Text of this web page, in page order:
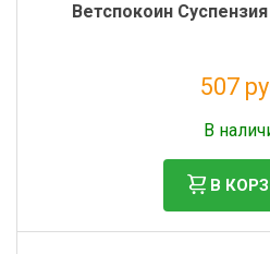
Ветспокоин
507
В
В